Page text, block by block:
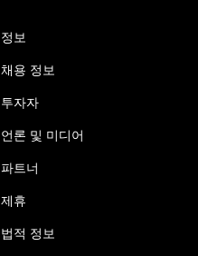
정보
채용 정보
투자자
언론 및 미디어
파트너
제휴
법적 정보